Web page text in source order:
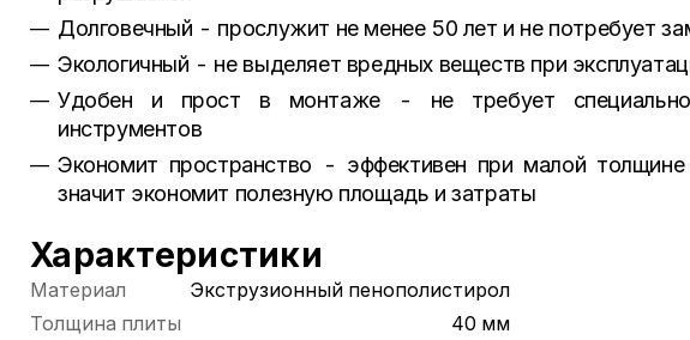
Долговечный - прослужит не менее 50 лет и не потребует
Экологичный - не выделяет вредных веществ при
Удобен и прост в монтаже - не требует
инструментов
Экономит пространство - эффективен при малой толщине
значит экономит полезную площадь и затраты
Характеристики
Материал
Экструзионный пенополистирол
Толщина плиты
40 мм